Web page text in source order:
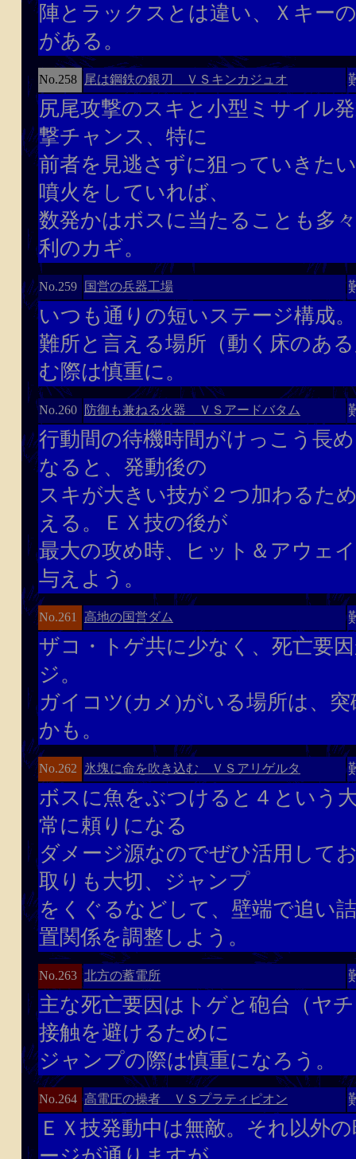
陣とラックスとは違い、Ｘキー
がある。
No.258 尾は鋼鉄の銀刃 ＶＳキンカジュオ
尻尾攻撃のスキと小型ミサイル
撃チャンス、特に
前者を見逃さずに狙っていきた
噴火をしていれば、
数発かはボスに当たることも多
利のカギ。
No.259 国営の兵器工場
いつも通りの短いステージ構成。
難所と言える場所（動く床のあ
む際は慎重に。
No.260 防御も兼ねる火器 ＶＳアードバタム
行動間の待機時間がけっこう長
なると、発動後の
スキが大きい技が２つ加わるた
える。ＥＸ技の後が
最大の攻め時、ヒット＆アウェ
与えよう。
No.261 高地の国営ダム
ザコ・トゲ共に少なく、死亡要
ジ。
ガイコツ(カメ)がいる場所は、
かも。
No.262 氷塊に命を吹き込む ＶＳアリゲルタ
ボスに魚をぶつけると４という
常に頼りになる
ダメージ源なのでぜひ活用して
取りも大切、ジャンプ
をくぐるなどして、壁端で追い
置関係を調整しよう。
No.263 北方の蓄電所
主な死亡要因はトゲと砲台（ヤ
接触を避けるために
ジャンプの際は慎重になろう。
No.264 高電圧の操者 ＶＳプラティピオン
ＥＸ技発動中は無敵。それ以外